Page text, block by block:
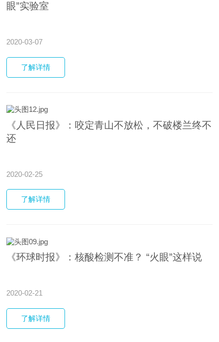
眼”实验室
2020-03-07
了解详情
《人民日报》：咬定青山不放松，不破楼兰终不
还
2020-02-25
了解详情
《环球时报》：核酸检测不准？ “火眼”这样说
2020-02-21
了解详情